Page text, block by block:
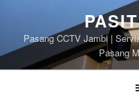
contentPasang CCTV Jambi |
Pasang